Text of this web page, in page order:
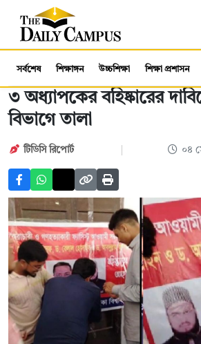
সর্বশেষ শিক্ষাঙ্গন উচ্চশিক্ষা শিক্ষা প্রশাসন
৩ অধ্যাপকের বহিষ্কারের
বিভাগে তালা
টিডিসি রিপোর্ট ০৪